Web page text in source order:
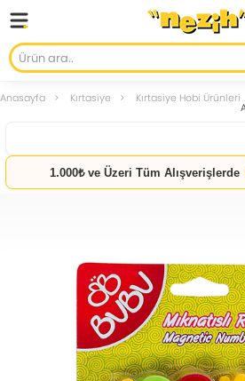
Anasayfa Kırtasiye Kırtasiye Hobi Ürünleri
1.000₺ ve Üzeri Tüm Alışverişlerde